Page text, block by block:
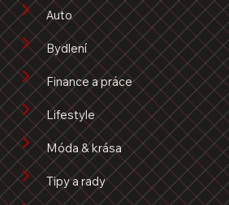
Auto
Bydlení
Finance a práce
Lifestyle
Móda & krása
Tipy a rady